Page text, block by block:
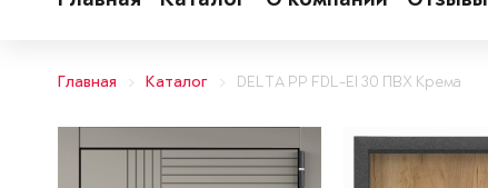
Главная Каталог DELTA PP FDL-EI 30 ПВХ Крема